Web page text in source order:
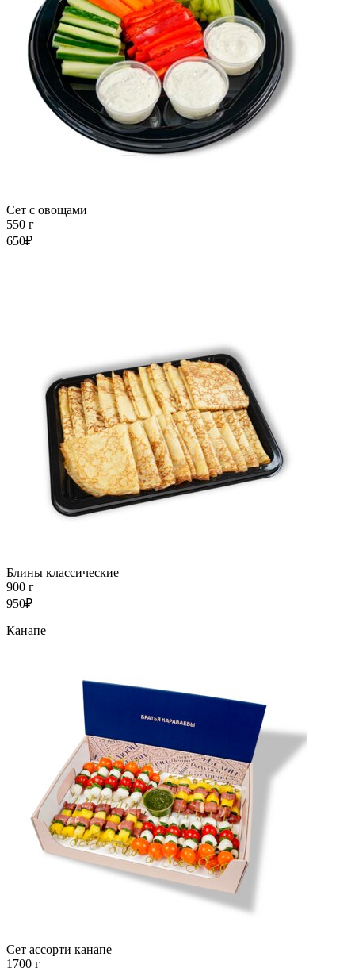
Сет с овощами
550 г
650₽
Блины классические
900 г
950₽
Канапе
Сет ассорти канапе
1700 г